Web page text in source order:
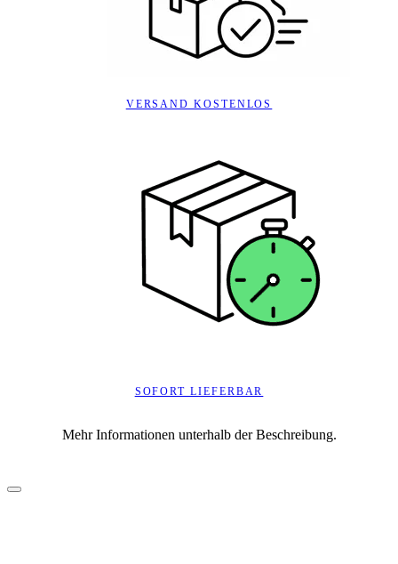
VERSAND KOSTENLOS
SOFORT LIEFERBAR
Mehr Informationen unterhalb der Beschreibung.